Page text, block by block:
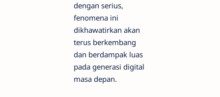
dengan serius,
fenomena ini
dikhawatirkan akan
terus berkembang
dan berdampak luas
pada generasi digital
masa depan.